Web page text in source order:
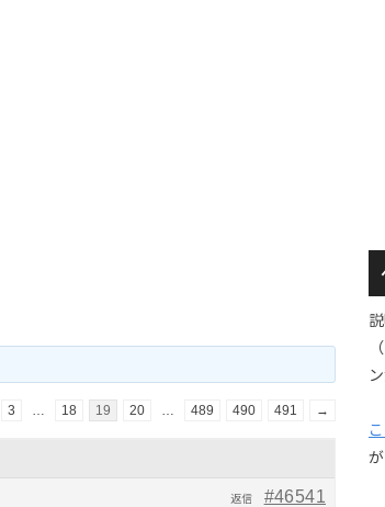
3 … 18 19 20 … 489 490 491 →
#46541
返信